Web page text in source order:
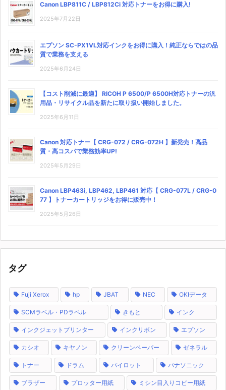
Canon LBP811C / LBP812Ci 対応トナーをお得に購入!
2025年7月22日
エプソン SC-PX1VL対応インクをお得に購入！純正ならではの品
質で業務を支える
2025年6月24日
【コスト削減に最適】 RICOH P 6500/P 6500H対応トナーの汎
用品・リサイクル品を新たに取り扱い開始しました。
2025年6月11日
Canon 対応トナー【 CRG-072 / CRG-072H 】新発売！高品
質・高コスパで業務効率UP!
2025年5月29日
Canon LBP463i, LBP462, LBP461 対応【 CRG-077L / CRG-0
77 】トナーカートリッジをお得に販売中！
2025年5月26日
タグ
Fuji Xerox hp JBAT NEC OKIデータ
SCMラベル・PDラベル きもと インク
インクジェットプリンター インクリボン エプソン
カシオ キヤノン クリーンペーパー ゼネラル
トナー ドラム パイロット パナソニック
ブラザー プロッター用紙 ミシン目入りコピー用紙